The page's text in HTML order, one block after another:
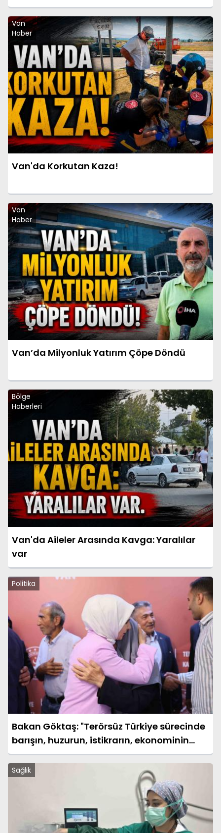
Van
Haber
Van'da Korkutan Kaza!
Van
Haber
Van’da Milyonluk Yatırım Çöpe Döndü
Bölge
Haberleri
Van'da Aileler Arasında Kavga: Yaralılar
var
Politika
Bakan Göktaş: "Terörsüz Türkiye sürecinde
barışın, huzurun, istikrarın, ekonominin
güçlendiği bir Türkiye kurmak istiyoruz"
Sağlık